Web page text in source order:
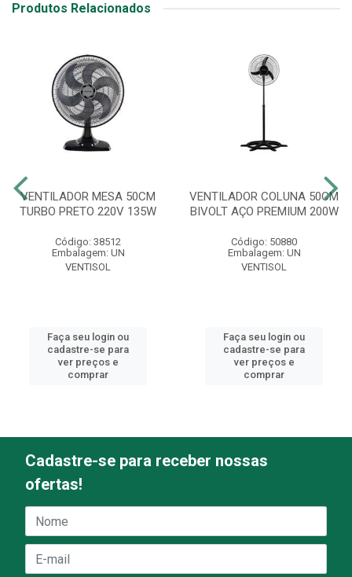
Produtos Relacionados
VENTILADOR MESA 50CM
TURBO PRETO 220V 135W
Código: 38512
Embalagem: UN
VENTISOL
Faça seu login ou
cadastre-se para
ver preços e
comprar
VENTILADOR COLUNA 50CM
BIVOLT AÇO PREMIUM 200W
Código: 50880
Embalagem: UN
VENTISOL
Faça seu login ou
cadastre-se para
ver preços e
comprar
Cadastre-se para receber nossas
ofertas!